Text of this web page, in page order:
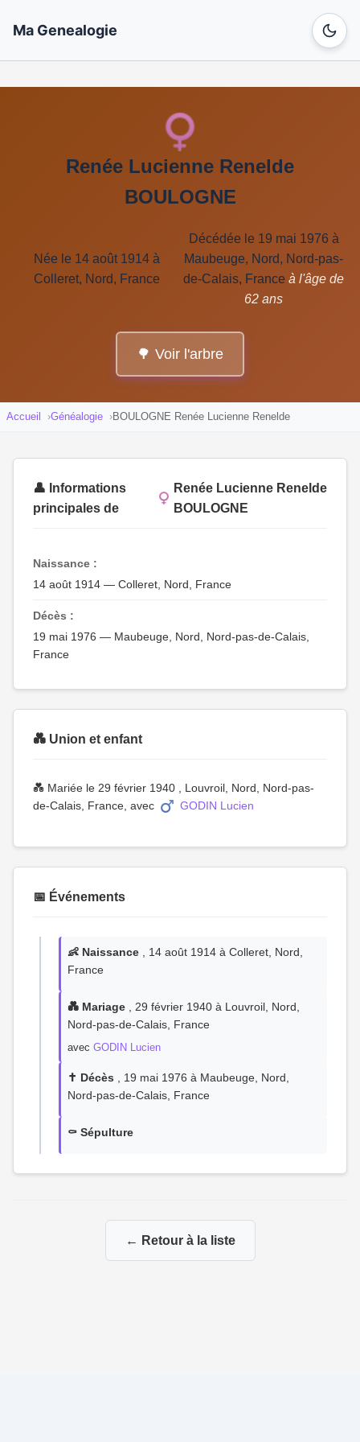
Ma Genealogie
Renée Lucienne Renelde
BOULOGNE
Née le 14 août 1914 à
Colleret, Nord, France
Décédée le 19 mai 1976 à
Maubeuge, Nord, Nord-pas-
de-Calais, France à l'âge de
62 ans
🌳 Voir l'arbre
Accueil Généalogie BOULOGNE Renée Lucienne Renelde
👤 Informations
principales de
Renée Lucienne Renelde
BOULOGNE
Naissance :
14 août 1914 — Colleret, Nord, France
Décès :
19 mai 1976 — Maubeuge, Nord, Nord-pas-de-Calais,
France
💑 Union et enfant
💑 Mariée le 29 février 1940 , Louvroil, Nord, Nord-pas-
de-Calais, France, avec
GODIN Lucien
📅 Événements
👶 Naissance , 14 août 1914 à Colleret, Nord,
France
💑 Mariage , 29 février 1940 à Louvroil, Nord,
Nord-pas-de-Calais, France
avec GODIN Lucien
✝️ Décès , 19 mai 1976 à Maubeuge, Nord,
Nord-pas-de-Calais, France
⚰️ Sépulture
← Retour à la liste